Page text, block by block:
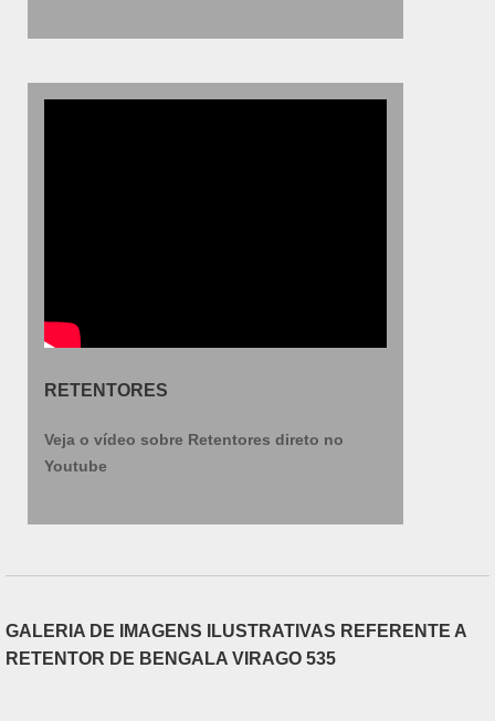
RETENTORES
Veja o vídeo sobre Retentores direto no
Youtube
GALERIA DE IMAGENS ILUSTRATIVAS REFERENTE A
RETENTOR DE BENGALA VIRAGO 535